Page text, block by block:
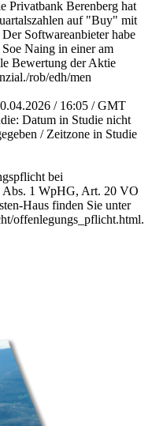
Berenberg hat
auf "Buy" mit
Softwareanbieter habe
Naing in einer am
Bewertung der Aktie
rob/edh/men
/ 16:05 / GMT
Datum in Studie nicht
/ Zeitzone in Studie
bei
Abs. 1 WpHG, Art. 20 VO
Haus finden Sie unter
offenlegungs_pflicht.html.